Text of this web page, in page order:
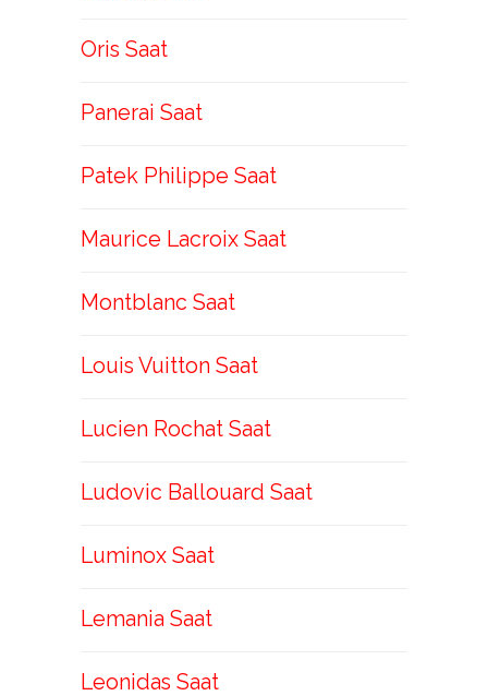
Oris Saat
Panerai Saat
Patek Philippe Saat
Maurice Lacroix Saat
Montblanc Saat
Louis Vuitton Saat
Lucien Rochat Saat
Ludovic Ballouard Saat
Luminox Saat
Lemania Saat
Leonidas Saat